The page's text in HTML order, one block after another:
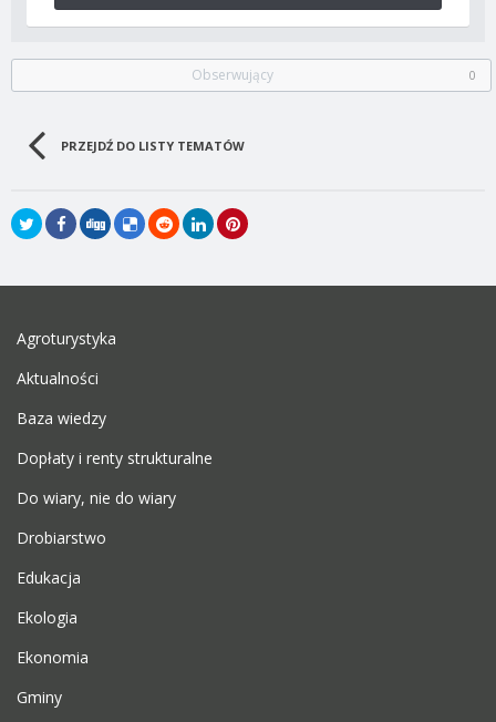
Obserwujący 0
PRZEJDŹ DO LISTY TEMATÓW
Agroturystyka
Aktualności
Baza wiedzy
Dopłaty i renty strukturalne
Do wiary, nie do wiary
Drobiarstwo
Edukacja
Ekologia
Ekonomia
Gminy